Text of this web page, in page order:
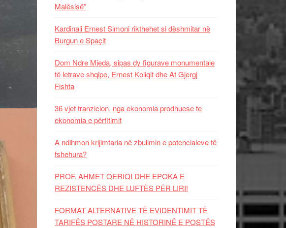
Malësisë”
Kardinali Ernest Simoni rikthehet si dëshmitar në
Burgun e Spaçit
Dom Ndre Mjeda, sipas dy figurave monumentale
të letrave shqipe, Ernest Koliqit dhe At Gjergj
Fishta
36 vjet tranzicion, nga ekonomia prodhuese te
ekonomia e përfitimit
A ndihmon krijimtaria në zbulimin e potencialeve të
fshehura?
PROF. AHMET QERIQI DHE EPOKA E
REZISTENCЁS DHE LUFTЁS PЁR LIRI!
FORMAT ALTERNATIVE TË EVIDENTIMIT TË
TARIFËS POSTARE NË HISTORINË E POSTËS